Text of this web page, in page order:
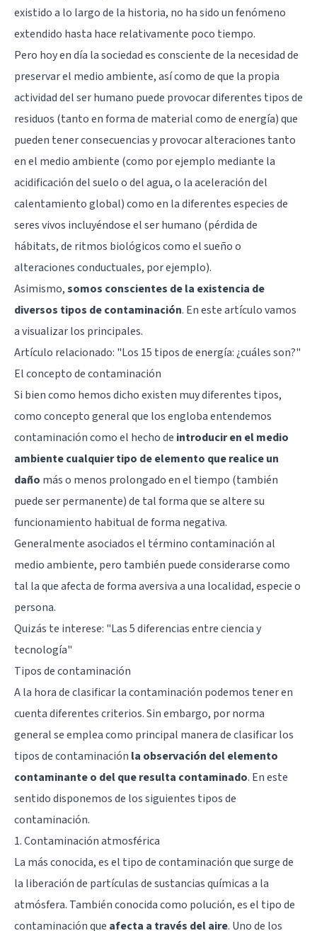
existido a lo largo de la historia, no ha sido un fenómeno
extendido hasta hace relativamente poco tiempo.
Pero hoy en día la sociedad es consciente de la necesidad de
preservar el medio ambiente, así como de que la propia
actividad del ser humano puede provocar diferentes tipos de
residuos (tanto en forma de material como de energía) que
pueden tener consecuencias y provocar alteraciones tanto
en el medio ambiente (como por ejemplo mediante la
acidificación del suelo o del agua, o la aceleración del
calentamiento global) como en la diferentes especies de
seres vivos incluyéndose el ser humano (pérdida de
hábitats, de ritmos biológicos como el sueño o
alteraciones conductuales, por ejemplo).
Asimismo,somos conscientes de la existencia de
diversos tipos de contaminación. En este artículo vamos
a visualizar los principales.
Artículo relacionado: "Los 15 tipos de energía: ¿cuáles son?"
El concepto de contaminación
Si bien como hemos dicho existen muy diferentes tipos,
como concepto general que los engloba entendemos
contaminación como el hecho de introducir en el medio
ambiente cualquier tipo de elemento que realice un
daño más o menos prolongado en el tiempo (también
puede ser permanente) de tal forma que se altere su
funcionamiento habitual de forma negativa.
Generalmente asociados el término contaminación al
medio ambiente, pero también puede considerarse como
tal la que afecta de forma aversiva a una localidad, especie o
persona.
Quizás te interese: "Las 5 diferencias entre ciencia y
tecnología"
Tipos de contaminación
A la hora de clasificar la contaminación podemos tener en
cuenta diferentes criterios. Sin embargo, por norma
general se emplea como principal manera de clasificar los
tipos de contaminación la observación del elemento
contaminante o del que resulta contaminado. En este
sentido disponemos de los siguientes tipos de
contaminación.
1. Contaminación atmosférica
La más conocida, es el tipo de contaminación que surge de
la liberación de partículas de sustancias químicas a la
atmósfera. También conocida como polución, es el tipo de
contaminación que afecta a través del aire. Uno de los